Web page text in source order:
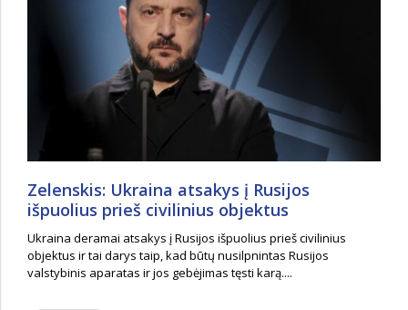
Zelenskis: Ukraina atsakys į Rusijos
išpuolius prieš civilinius objektus
Ukraina deramai atsakys į Rusijos išpuolius prieš civilinius
objektus ir tai darys taip, kad būtų nusilpnintas Rusijos
valstybinis aparatas ir jos gebėjimas tęsti karą....